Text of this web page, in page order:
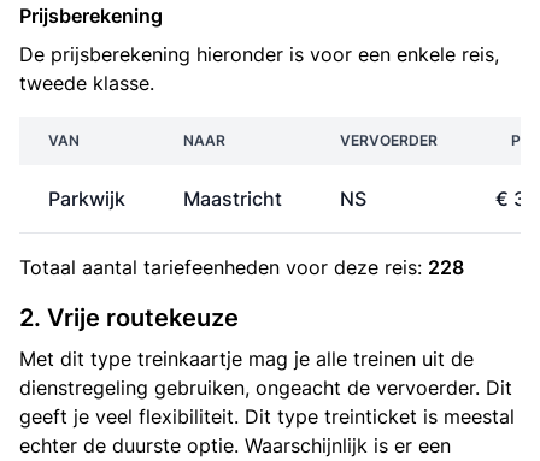
Prijsberekening
De prijsberekening hieronder is voor een enkele reis,
tweede klasse.
VAN NAAR VERVOERDER
Parkwijk Maastricht NS €
Totaal aantal tariefeenheden voor deze reis: 228
2. Vrije routekeuze
Met dit type treinkaartje mag je alle treinen uit de
dienstregeling gebruiken, ongeacht de vervoerder. Dit
geeft je veel flexibiliteit. Dit type treinticket is meestal
echter de duurste optie. Waarschijnlijk is er een